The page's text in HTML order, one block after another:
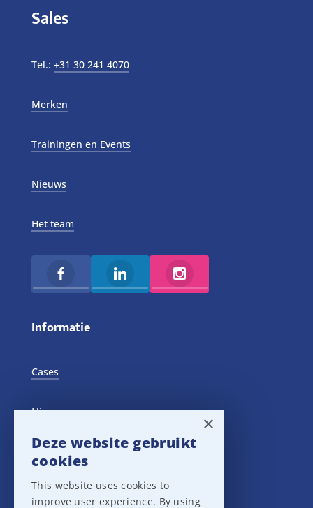
Sales
Tel.: +31 30 241 4070
Merken
Trainingen en Events
Nieuws
Het team
Informatie
Cases
Nieuws
Training Events
Privacy verklaring
×
Deze website gebruikt
cookies
This website uses cookies to
improve user experience. By using